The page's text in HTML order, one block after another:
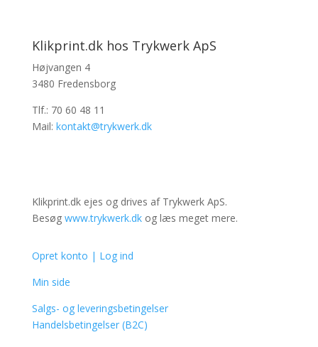
Klikprint.dk hos Trykwerk ApS
Højvangen 4
3480 Fredensborg
Tlf.: 70 60 48 11
Mail: kontakt@trykwerk.dk
Klikprint.dk ejes og drives af Trykwerk ApS.
Besøg www.trykwerk.dk og læs meget mere.
Opret konto | Log ind
Min side
Salgs- og leveringsbetingelser
Handelsbetingelser (B2C)